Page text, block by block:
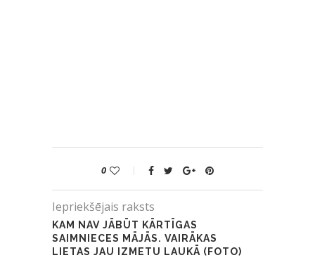
0
Iepriekšējais raksts
KAM NAV JĀBŪT KĀRTĪGAS
SAIMNIECES MĀJĀS. VAIRĀKAS
LIETAS JAU IZMETU LAUKĀ (FOTO)